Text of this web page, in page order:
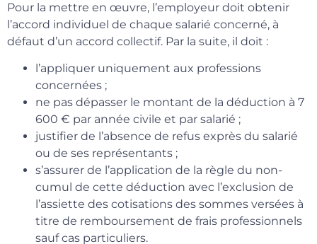
Pour la mettre en œuvre, l’employeur doit obtenir
l’accord individuel de chaque salarié concerné, à
défaut d’un accord collectif. Par la suite, il doit :
l’appliquer uniquement aux professions
concernées ;
ne pas dépasser le montant de la déduction à 7
600 € par année civile et par salarié ;
justifier de l’absence de refus exprès du salarié
ou de ses représentants ;
s’assurer de l’application de la règle du non-
cumul de cette déduction avec l’exclusion de
l’assiette des cotisations des sommes versées à
titre de remboursement de frais professionnels
sauf cas particuliers.